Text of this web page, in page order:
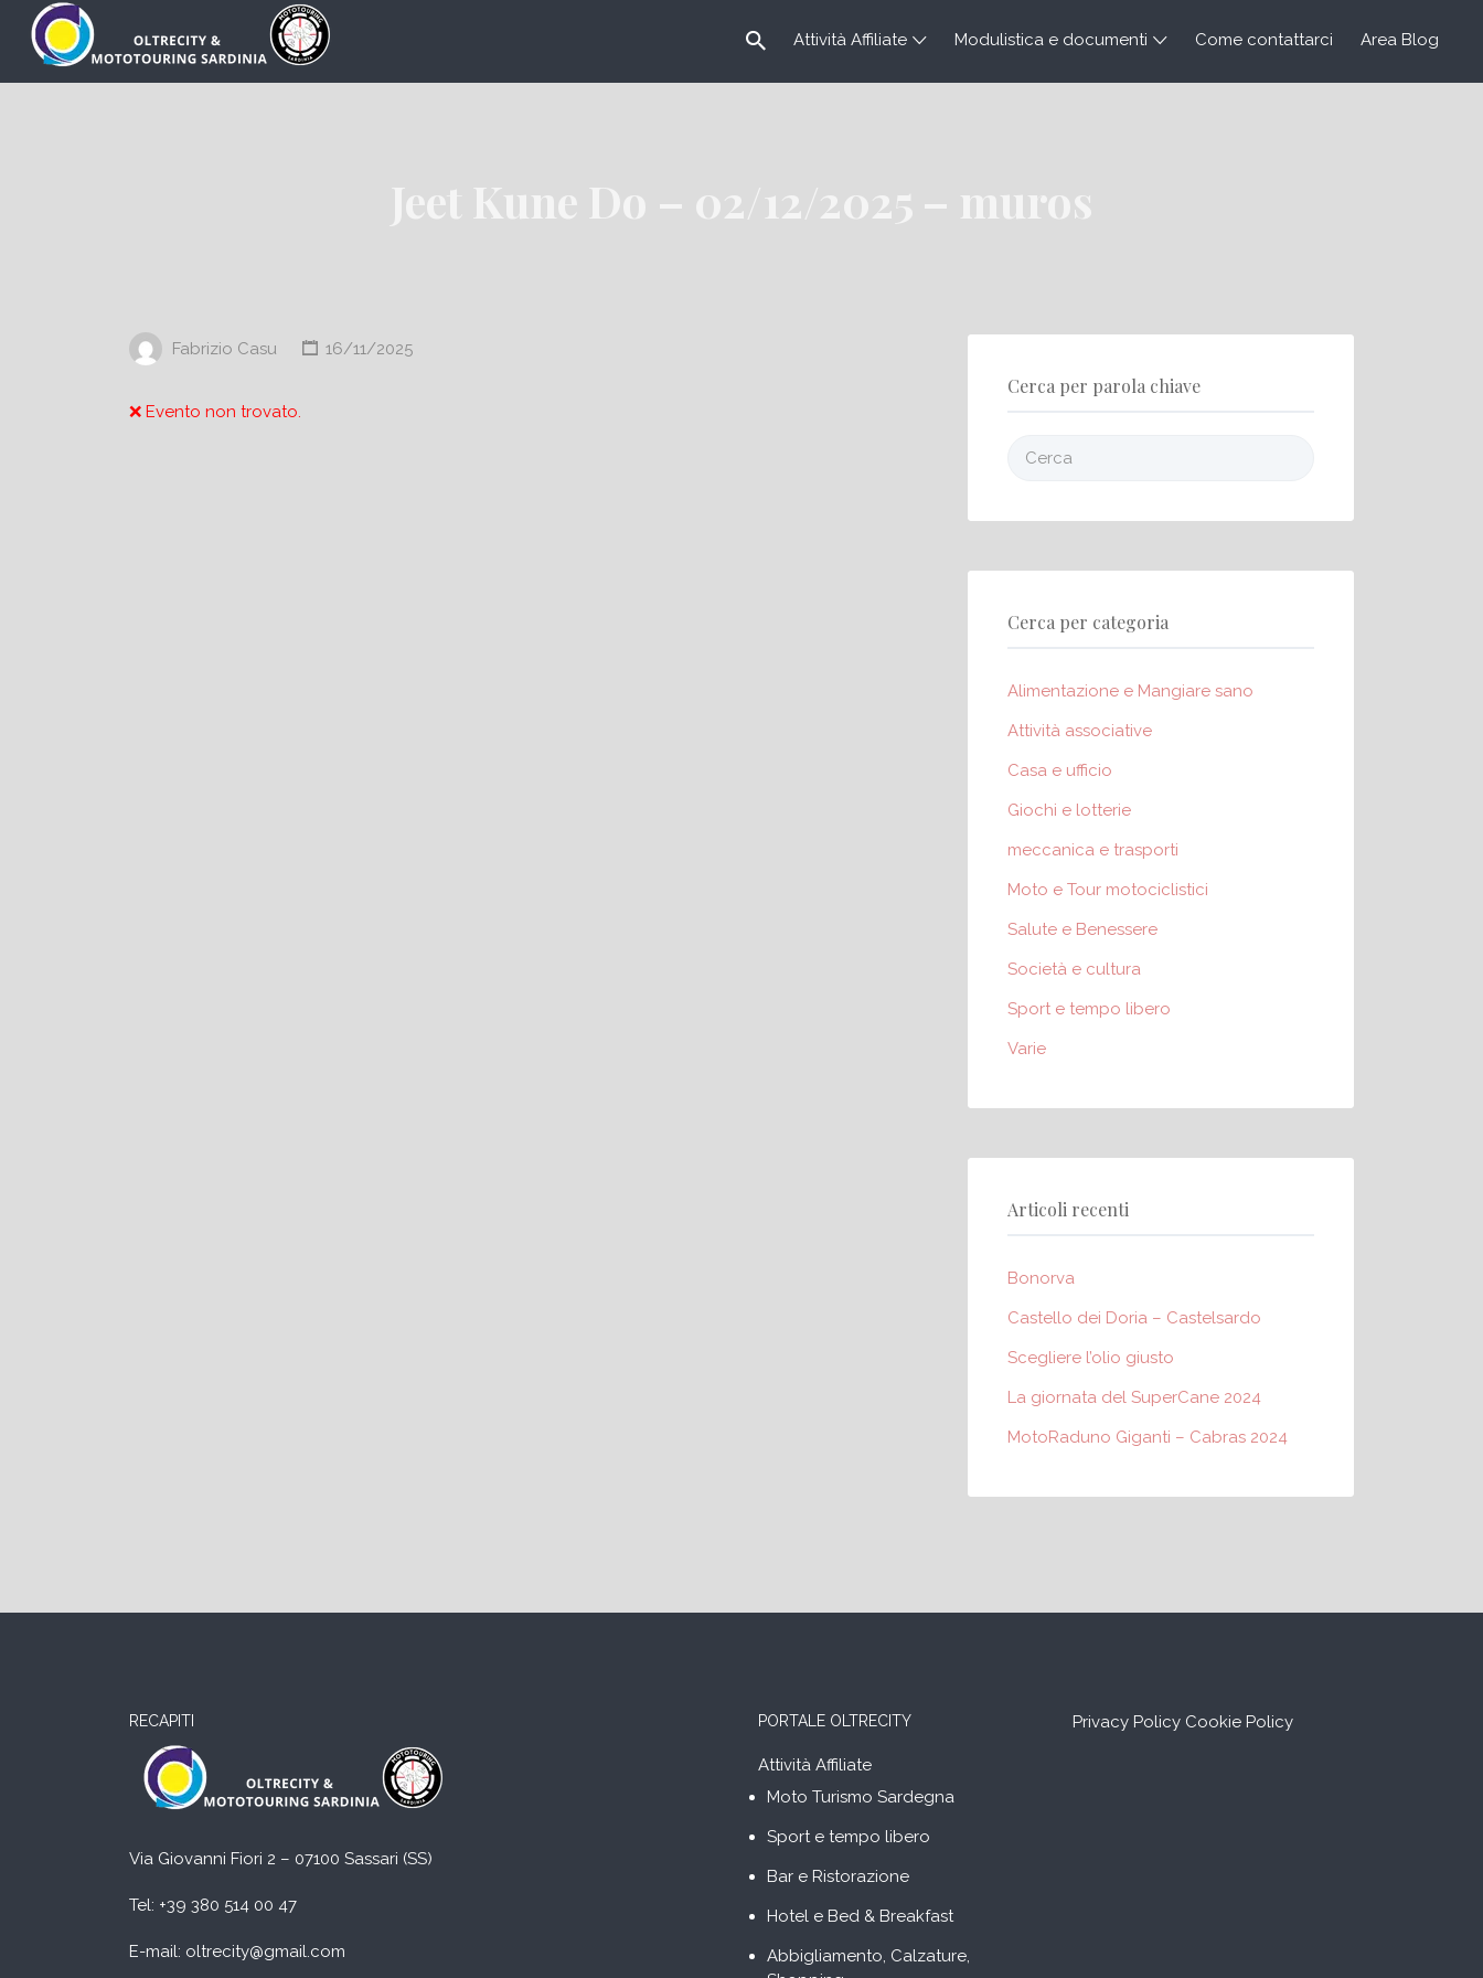
Attività Affiliate Modulistica e documenti Come contattarci Area Blog
Cerca:
Jeet Kune Do – 02/12/2025 – muros
Fabrizio Casu 16/11/2025
❌ Evento non trovato.
Cerca per parola chiave
Cerca:
Cerca per categoria
Alimentazione e Mangiare sano
Attività associative
Casa e ufficio
Giochi e lotterie
meccanica e trasporti
Moto e Tour motociclistici
Salute e Benessere
Società e cultura
Sport e tempo libero
Varie
Articoli recenti
Bonorva
Castello dei Doria – Castelsardo
Scegliere l’olio giusto
La giornata del SuperCane 2024
MotoRaduno Giganti – Cabras 2024
RECAPITI
Via Giovanni Fiori 2 – 07100 Sassari (SS)
Tel: +39 380 514 00 47
E-mail: oltrecity@gmail.com
PORTALE OLTRECITY
Attività Affiliate
Moto Turismo Sardegna
Sport e tempo libero
Bar e Ristorazione
Hotel e Bed & Breakfast
Abbigliamento, Calzature,
Privacy Policy Cookie Policy